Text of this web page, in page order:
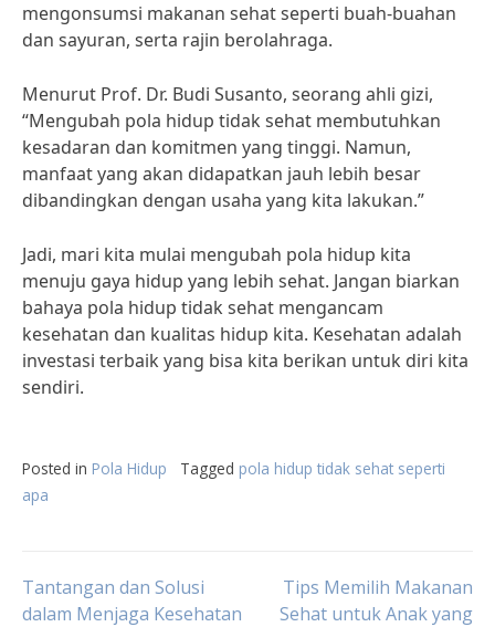
mengonsumsi makanan sehat seperti buah-buahan
dan sayuran, serta rajin berolahraga.
Menurut Prof. Dr. Budi Susanto, seorang ahli gizi,
“Mengubah pola hidup tidak sehat membutuhkan
kesadaran dan komitmen yang tinggi. Namun,
manfaat yang akan didapatkan jauh lebih besar
dibandingkan dengan usaha yang kita lakukan.”
Jadi, mari kita mulai mengubah pola hidup kita
menuju gaya hidup yang lebih sehat. Jangan biarkan
bahaya pola hidup tidak sehat mengancam
kesehatan dan kualitas hidup kita. Kesehatan adalah
investasi terbaik yang bisa kita berikan untuk diri kita
sendiri.
Posted in Pola Hidup Tagged pola hidup tidak sehat seperti
apa
Post
Tantangan dan Solusi
dalam Menjaga Kesehatan
Tips Memilih Makanan
Sehat untuk Anak yang